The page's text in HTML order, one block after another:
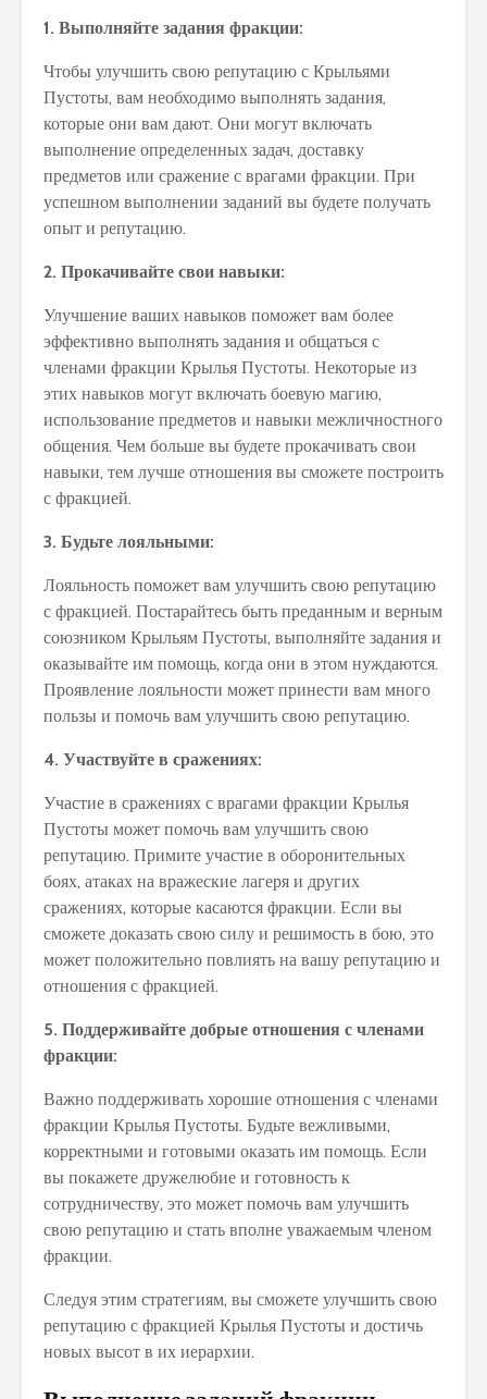
1. Выполняйте задания фракции:
Чтобы улучшить свою репутацию с Крыльями
Пустоты, вам необходимо выполнять задания,
которые они вам дают. Они могут включать
выполнение определенных задач, доставку
предметов или сражение с врагами фракции. При
успешном выполнении заданий вы будете получать
опыт и репутацию.
2. Прокачивайте свои навыки:
Улучшение ваших навыков поможет вам более
эффективно выполнять задания и общаться с
членами фракции Крылья Пустоты. Некоторые из
этих навыков могут включать боевую магию,
использование предметов и навыки межличностного
общения. Чем больше вы будете прокачивать свои
навыки, тем лучше отношения вы сможете построить
с фракцией.
3. Будьте лояльными:
Лояльность поможет вам улучшить свою репутацию
с фракцией. Постарайтесь быть преданным и верным
союзником Крыльям Пустоты, выполняйте задания и
оказывайте им помощь, когда они в этом нуждаются.
Проявление лояльности может принести вам много
пользы и помочь вам улучшить свою репутацию.
4. Участвуйте в сражениях:
Участие в сражениях с врагами фракции Крылья
Пустоты может помочь вам улучшить свою
репутацию. Примите участие в оборонительных
боях, атаках на вражеские лагеря и других
сражениях, которые касаются фракции. Если вы
сможете доказать свою силу и решимость в бою, это
может положительно повлиять на вашу репутацию и
отношения с фракцией.
5. Поддерживайте добрые отношения с членами
фракции:
Важно поддерживать хорошие отношения с членами
фракции Крылья Пустоты. Будьте вежливыми,
корректными и готовыми оказать им помощь. Если
вы покажете дружелюбие и готовность к
сотрудничеству, это может помочь вам улучшить
свою репутацию и стать вполне уважаемым членом
фракции.
Следуя этим стратегиям, вы сможете улучшить свою
репутацию с фракцией Крылья Пустоты и достичь
новых высот в их иерархии.